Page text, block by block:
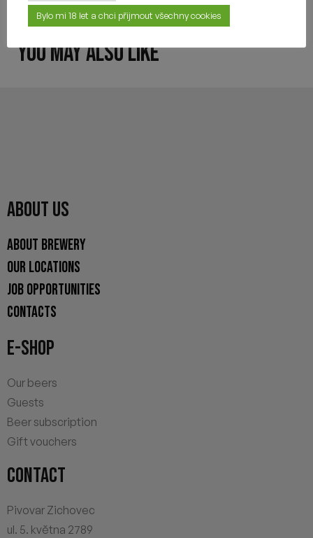
YOU MAY ALSO LIKE
ABOUT US
ABOUT BREWERY
OUR LOCATIONS
JOB OPPORTUNITIES
CONTACTS
E-SHOP
Our beers
Guests
Beer subscription
Gift vouchers
CONTACT
Pivovar Zichovec
ul. 5. května 2789
Bylo mi 18 let a chci přijmout všechny cookies